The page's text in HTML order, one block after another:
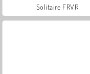
Solitaire FRVR